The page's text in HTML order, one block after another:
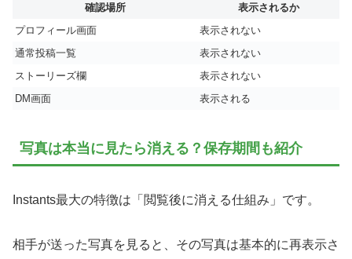
確認場所
表示されるか
プロフィール画面
表示されない
通常投稿一覧
表示されない
ストーリーズ欄
表示されない
DM画面
表示される
写真は本当に見たら消える？保存期間も紹介
Instants最大の特徴は「閲覧後に消える仕組み」です。
相手が送った写真を見ると、その写真は基本的に再表示さ